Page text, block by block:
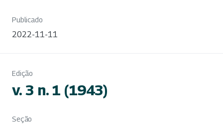
Publicado
2022-11-11
Edição
v. 3 n. 1 (1943)
Seção